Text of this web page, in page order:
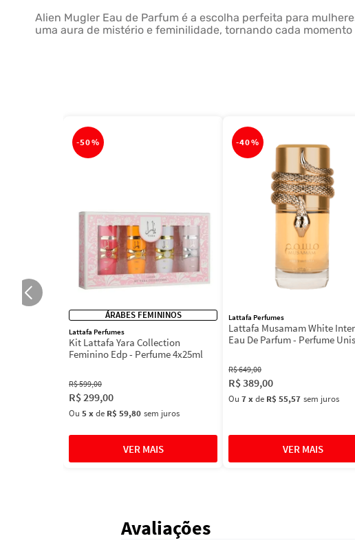
Alien Mugler Eau de Parfum é a escolha perfeita para
uma aura de mistério e feminilidade, tornando cada momento
-50%
ÁRABES FEMININOS
Lattafa Perfumes
Kit Lattafa Yara Collection
Feminino Edp - Perfume 4x25ml
R$599,00
R$299,00
Ou 5xde R$ 59,80 sem juros
-40%
Lattafa Perfumes
Lattafa Musamam White
Eau De Parfum - Perfume
R$649,00
R$389,00
Ou 7xde R$ 55,57 sem juros
Avaliações